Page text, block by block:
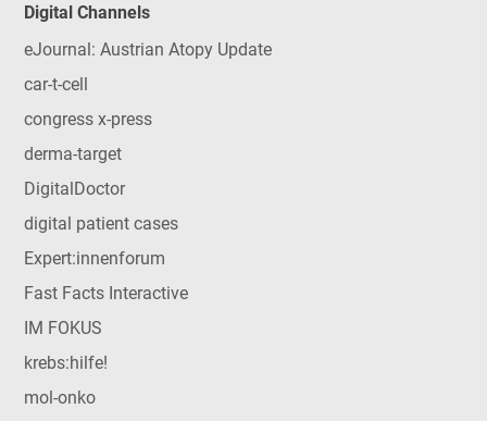
Digital Channels
eJournal: Austrian Atopy Update
car-t-cell
congress x-press
derma-target
DigitalDoctor
digital patient cases
Expert:innenforum
Fast Facts Interactive
IM FOKUS
krebs:hilfe!
mol-onko